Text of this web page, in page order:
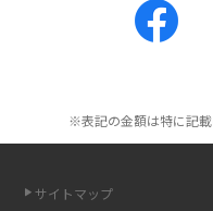
工事不要！置くだけWi-Fiの特
介
※表記の金額は特に記
サイトマップ